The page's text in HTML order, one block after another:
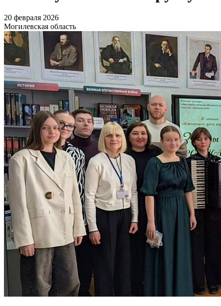
20 февраля 2026
Могилевская область